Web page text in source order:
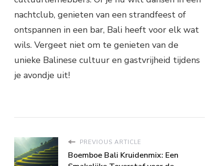
nachtclub, genieten van een strandfeest of
ontspannen in een bar, Bali heeft voor elk wat
wils. Vergeet niet om te genieten van de
unieke Balinese cultuur en gastvrijheid tijdens
je avondje uit!
PREVIOUS ARTICLE
Boemboe Bali Kruidenmix: Een